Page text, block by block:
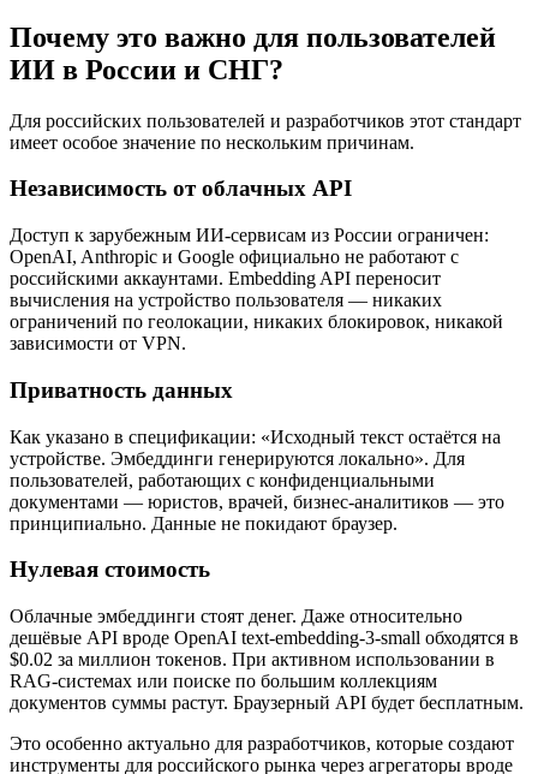
Почему это важно для пользователей
ИИ в России и СНГ?
Для российских пользователей и разработчиков этот стандарт
имеет особое значение по нескольким причинам.
Независимость от облачных API
Доступ к зарубежным ИИ-сервисам из России ограничен:
OpenAI, Anthropic и Google официально не работают с
российскими аккаунтами. Embedding API переносит
вычисления на устройство пользователя — никаких
ограничений по геолокации, никаких блокировок, никакой
зависимости от VPN.
Приватность данных
Как указано в спецификации: «Исходный текст остаётся на
устройстве. Эмбеддинги генерируются локально». Для
пользователей, работающих с конфиденциальными
документами — юристов, врачей, бизнес-аналитиков — это
принципиально. Данные не покидают браузер.
Нулевая стоимость
Облачные эмбеддинги стоят денег. Даже относительно
дешёвые API вроде OpenAI text-embedding-3-small обходятся в
$0.02 за миллион токенов. При активном использовании в
RAG-системах или поиске по большим коллекциям
документов суммы растут. Браузерный API будет бесплатным.
Это особенно актуально для разработчиков, которые создают
инструменты для российского рынка через агрегаторы вроде